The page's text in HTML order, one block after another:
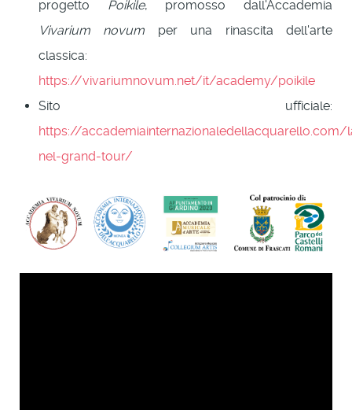
progetto Poikile, promosso dall'Accademia
Vivarium novum per una rinascita dell'arte
classica:
https://vivariumnovum.net/it/academy/poikile
Sito ufficiale:
https://
nel-grand-tour/